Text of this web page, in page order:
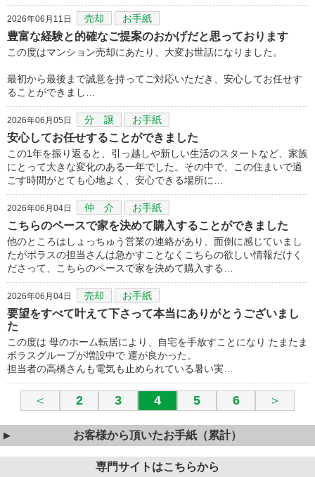
2026年06月11日 売却 お手紙
豊富な経験と的確なご提案のおかげだと思っております
この度はマンション売却にあたり、大変お世話になりました。
最初から最後まで誠意を持ってご対応いただき、安心してお任せす
ることができまし…
2026年06月05日 分 譲 お手紙
安心してお任せすることができました
この1年を振り返ると、引っ越しや新しい生活のスタートなど、家族
にとって大きな変化のある一年でした。その中で、この住まいで過
ごす時間がとても心地よく、安心できる場所に…
2026年06月04日 仲 介 お手紙
こちらのペースで家を決めて購入することができました
他のところはしょっちゅう営業の連絡があり、面倒に感じていまし
たがポラスの担当さんは急かすことなくこちらの欲しい情報だけく
ださって、こちらのペースで家を決めて購入する…
2026年06月04日 売却 お手紙
要望をすべて叶えて下さって本当にありがとうございまし
た
この度は 母のホーム転居により、自宅を手放すことになり たまたま
ポラスグループが増設中で 運が良かった。
担当者の高橋さんも電気も止められている暑い実…
＜ 2 3 4 5 6 ＞
お客様から頂いたお手紙（累計）
専門サイトはこちらから